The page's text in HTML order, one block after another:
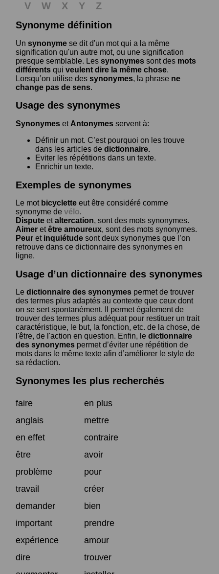
V W X Y
Z
Synonyme définition
Un synonyme se dit d'un mot qui a la même
signification qu'un autre mot, ou une signification
presque semblable. Les synonymes sont des mots
différents qui veulent dire la même chose.
Lorsqu’on utilise des synonymes, la phrase ne
change pas de sens.
Usage des synonymes
Synonymes et Antonymes servent à:
Définir un mot. C’est pourquoi on les trouve
dans les articles de dictionnaire.
Eviter les répétitions dans un texte.
Enrichir un texte.
Exemples de synonymes
Le mot bicyclette eut être considéré comme
synonyme de vélo.
Dispute etaltercation, sont des mots synonymes.
Aimer etêtre amoureux, sont des mots synonymes.
Peur et inquiétude sont deux synonymes que l’on
retrouve dans ce dictionnaire des synonymes en
ligne.
Usage d’un dictionnaire des synonymes
Le dictionnaire des synonymes permet de trouver
des termes plus adaptés au contexte que ceux dont
on se sert spontanément. Il permet également de
trouver des termes plus adéquat pour restituer un trait
caractéristique, le but, la fonction, etc. de la chose, de
l'être, de l'action en question. Enfin, le dictionnaire
des synonymes permet d’éviter une répétition de
mots dans le même texte afin d’améliorer le style de
sa rédaction.
Synonymes les plus recherchés
faire
en plus
anglais
mettre
en effet
contraire
être
avoir
problème
pour
travail
créer
demander
bien
important
prendre
expérience
amour
dire
trouver